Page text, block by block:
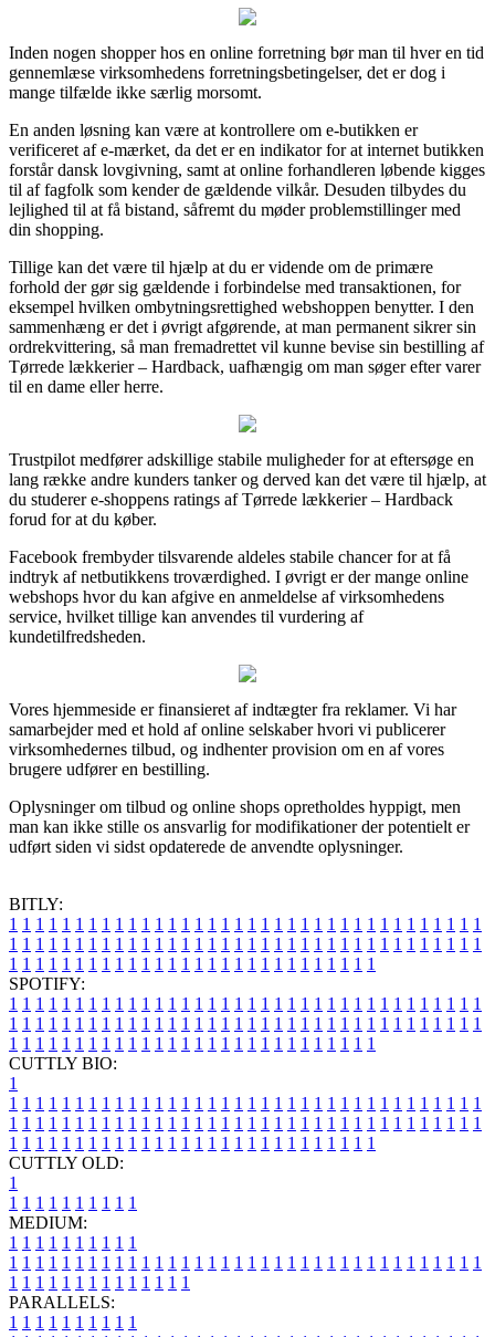
Inden nogen shopper hos en online forretning bør man til hver en tid
gennemlæse virksomhedens forretningsbetingelser, det er dog i
mange tilfælde ikke særlig morsomt.
En anden løsning kan være at kontrollere om e-butikken er
verificeret af e-mærket, da det er en indikator for at internet butikken
forstår dansk lovgivning, samt at online forhandleren løbende kigges
til af fagfolk som kender de gældende vilkår. Desuden tilbydes du
lejlighed til at få bistand, såfremt du møder problemstillinger med
din shopping.
Tillige kan det være til hjælp at du er vidende om de primære
forhold der gør sig gældende i forbindelse med transaktionen, for
eksempel hvilken ombytningsrettighed webshoppen benytter. I den
sammenhæng er det i øvrigt afgørende, at man permanent sikrer sin
ordrekvittering, så man fremadrettet vil kunne bevise sin bestilling af
Tørrede lækkerier – Hardback, uafhængig om man søger efter varer
til en dame eller herre.
Trustpilot medfører adskillige stabile muligheder for at eftersøge en
lang række andre kunders tanker og derved kan det være til hjælp, at
du studerer e-shoppens ratings af Tørrede lækkerier – Hardback
forud for at du køber.
Facebook frembyder tilsvarende aldeles stabile chancer for at få
indtryk af netbutikkens troværdighed. I øvrigt er der mange online
webshops hvor du kan afgive en anmeldelse af virksomhedens
service, hvilket tillige kan anvendes til vurdering af
kundetilfredsheden.
Vores hjemmeside er finansieret af indtægter fra reklamer. Vi har
samarbejder med et hold af online selskaber hvori vi publicerer
virksomhedernes tilbud, og indhenter provision om en af vores
brugere udfører en bestilling.
Oplysninger om tilbud og online shops opretholdes hyppigt, men
man kan ikke stille os ansvarlig for modifikationer der potentielt er
udført siden vi sidst opdaterede de anvendte oplysninger.
BITLY:
1 1 1 1 1 1 1 1 1 1 1 1 1 1 1 1 1 1 1 1 1 1 1 1 1 1 1 1 1 1 1 1 1 1 1 1
1 1 1 1 1 1 1 1 1 1 1 1 1 1 1 1 1 1 1 1 1 1 1 1 1 1 1 1 1 1 1 1 1 1 1 1
1 1 1 1 1 1 1 1 1 1 1 1 1 1 1 1 1 1 1 1 1 1 1 1 1 1 1 1
SPOTIFY:
1 1 1 1 1 1 1 1 1 1 1 1 1 1 1 1 1 1 1 1 1 1 1 1 1 1 1 1 1 1 1 1 1 1 1 1
1 1 1 1 1 1 1 1 1 1 1 1 1 1 1 1 1 1 1 1 1 1 1 1 1 1 1 1 1 1 1 1 1 1 1 1
1 1 1 1 1 1 1 1 1 1 1 1 1 1 1 1 1 1 1 1 1 1 1 1 1 1 1 1
CUTTLY BIO:
1
1 1 1 1 1 1 1 1 1 1 1 1 1 1 1 1 1 1 1 1 1 1 1 1 1 1 1 1 1 1 1 1 1 1 1 1
1 1 1 1 1 1 1 1 1 1 1 1 1 1 1 1 1 1 1 1 1 1 1 1 1 1 1 1 1 1 1 1 1 1 1 1
1 1 1 1 1 1 1 1 1 1 1 1 1 1 1 1 1 1 1 1 1 1 1 1 1 1 1 1
CUTTLY OLD:
1
1 1 1 1 1 1 1 1 1 1
MEDIUM:
1 1 1 1 1 1 1 1 1 1
1 1 1 1 1 1 1 1 1 1 1 1 1 1 1 1 1 1 1 1 1 1 1 1 1 1 1 1 1 1 1 1 1 1 1 1
1 1 1 1 1 1 1 1 1 1 1 1 1 1
PARALLELS:
1 1 1 1 1 1 1 1 1 1